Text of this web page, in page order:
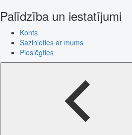
Palīdzība un iestatījumi
Konts
Sazinieties ar mums
Pieslēgties